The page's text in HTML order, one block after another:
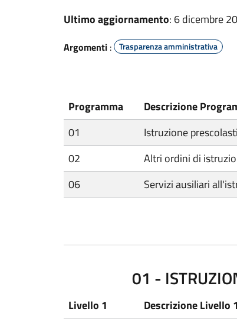
Ultimo aggiornamento: 6 dicembre
Argomenti : Trasparenza amministrativa
Programma Descrizione
01
Istruzione
02
Altri ordini di
06
Servizi ausiliari
01 -
Livello 1 Descrizione Livello 1